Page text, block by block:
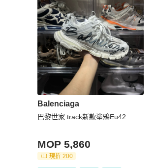
Balenciaga
巴黎世家 track新款塗鴉Eu42
MOP 5,860
現折 200